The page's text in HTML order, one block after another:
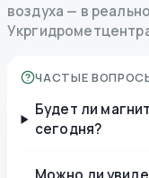
воздуха — в
ЧАСТЫЕ
Будет ли
сегодня?